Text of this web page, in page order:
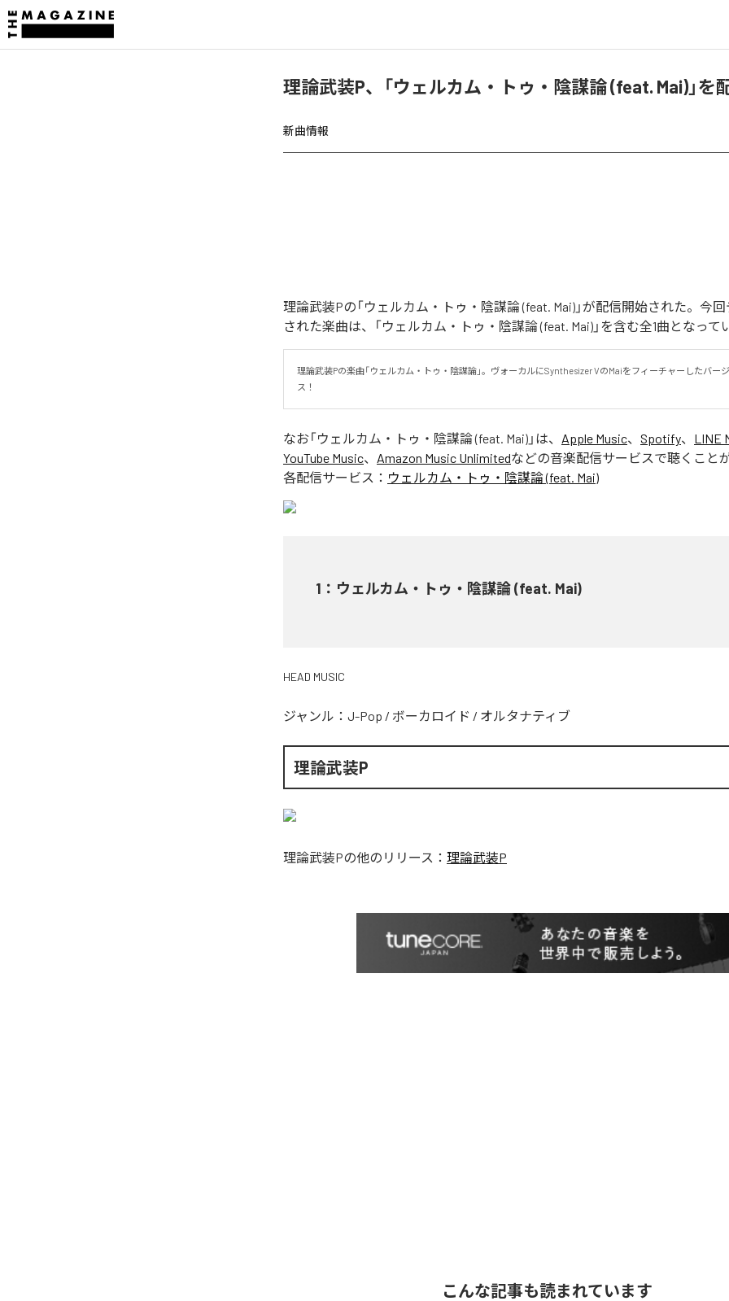
理論武装P、「ウェルカム・トゥ・陰謀論 (feat. Mai)」を
新曲情報
理論武装Pの「ウェルカム・トゥ・陰謀論 (feat. Mai)」が配信開始された。今
された楽曲は、「ウェルカム・トゥ・陰謀論 (feat. Mai)」を含む全1曲となって
理論武装Pの楽曲「ウェルカム・トゥ・陰謀論」。ヴォーカルにSynthesizer VのMaiをフィーチャーしたバー
ス！
なお「ウェルカム・トゥ・陰謀論 (feat. Mai) 」は、 Apple Music、 Spotify、 LINE
YouTube Music、 Amazon Music Unlimitedなどの音楽配信サービスで聴くこと
各配信サービス： ウェルカム・トゥ・陰謀論 (feat. Mai)
1 ： ウェルカム・トゥ・陰謀論 (feat. Mai)
HEAD MUSIC
ジャンル： J-Pop / ボーカロイド / オルタナティブ
理論武装P
理論武装Pの他のリリース： 理論武装P
こんな記事も読まれています